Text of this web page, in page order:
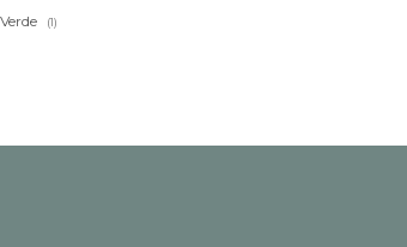
Verde (1)